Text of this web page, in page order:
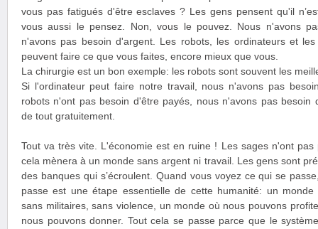
vous pas fatigués d'être esclaves ? Les gens pensent qu'il
vous aussi le pensez. Non, vous le pouvez. Nous n'avons
n'avons pas besoin d'argent. Les robots, les ordinateurs et les
peuvent faire ce que vous faites, encore mieux que vous.
La chirurgie est un bon exemple: les robots sont souvent les
Si l'ordinateur peut faire notre travail, nous n'avons pas
robots n'ont pas besoin d'être payés, nous n'avons pas besoin
de tout gratuitement.
Tout va très vite. L'économie est en ruine ! Les sages n'ont
cela mènera à un monde sans argent ni travail. Les gens sont
des banques qui s’écroulent. Quand vous voyez ce qui se
passe est une étape essentielle de cette humanité: un
sans militaires, sans violence, un monde où nous pouvons
nous pouvons donner. Tout cela se passe parce que le